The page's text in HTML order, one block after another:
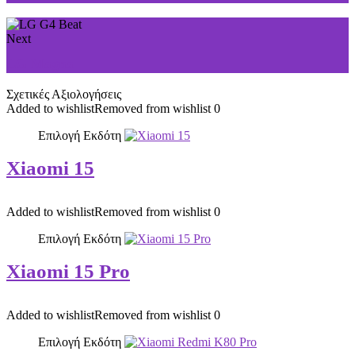
Next
Σχετικές Αξιολογήσεις
Added to wishlistRemoved from wishlist 0
Επιλογή Εκδότη
Xiaomi 15
Added to wishlistRemoved from wishlist 0
Επιλογή Εκδότη
Xiaomi 15 Pro
Added to wishlistRemoved from wishlist 0
Επιλογή Εκδότη